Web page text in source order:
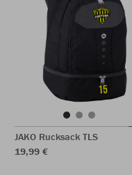
JAKO Rucksack TLS
19,99 €